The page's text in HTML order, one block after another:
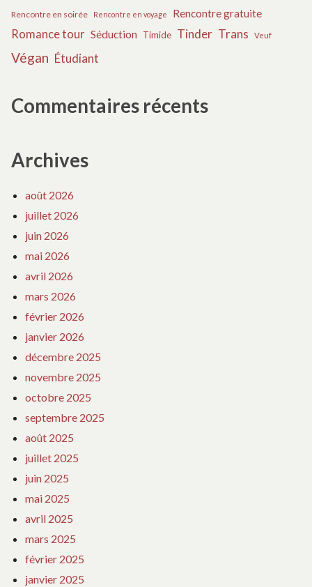
Rencontre en soirée Rencontre en voyage Rencontre gratuite
Romance tour Séduction Timide Tinder Trans Veuf
Végan Étudiant
Commentaires récents
Archives
août 2026
juillet 2026
juin 2026
mai 2026
avril 2026
mars 2026
février 2026
janvier 2026
décembre 2025
novembre 2025
octobre 2025
septembre 2025
août 2025
juillet 2025
juin 2025
mai 2025
avril 2025
mars 2025
février 2025
janvier 2025